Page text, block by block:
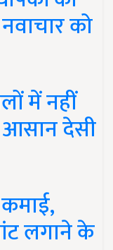
को
में नहीं
देसी
लगाने के